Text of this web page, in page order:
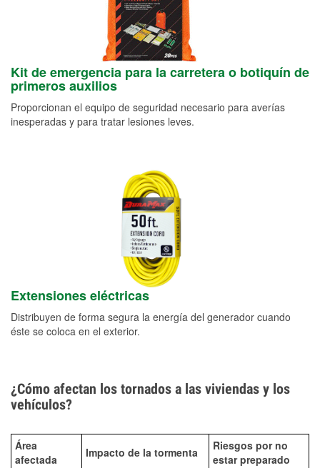
Kit de emergencia para la carretera o botiquín de
primeros auxilios
Proporcionan el equipo de seguridad necesario para averías
inesperadas y para tratar lesiones leves.
Extensiones eléctricas
Distribuyen de forma segura la energía del generador cuando
éste se coloca en el exterior.
¿Cómo afectan los tornados a las viviendas y los
vehículos?
Área
afectada
Impacto de la tormenta
Riesgos por no
estar preparado